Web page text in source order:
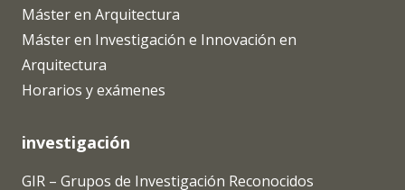
Máster en Arquitectura
Máster en Investigación e Innovación en
Arquitectura
Horarios y exámenes
investigación
GIR – Grupos de Investigación Reconocidos